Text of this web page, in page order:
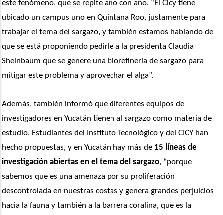
este fenómeno, que se repite año con año. “El Cicy tiene
ubicado un campus uno en Quintana Roo, justamente para
trabajar el tema del sargazo, y también estamos hablando de
que se está proponiendo pedirle a la presidenta Claudia
Sheinbaum que se genere una biorefinería de sargazo para
mitigar este problema y aprovechar el alga”.
Además, también informó que diferentes equipos de
investigadores en Yucatán tienen al sargazo como materia de
estudio. Estudiantes del Instituto Tecnológico y del CICY han
hecho propuestas, y en Yucatán hay más de 15 líneas de
investigación abiertas en el tema del sargazo, “porque
sabemos que es una amenaza por su proliferación
descontrolada en nuestras costas y genera grandes perjuicios
hacia la fauna y también a la barrera coralina, que es la